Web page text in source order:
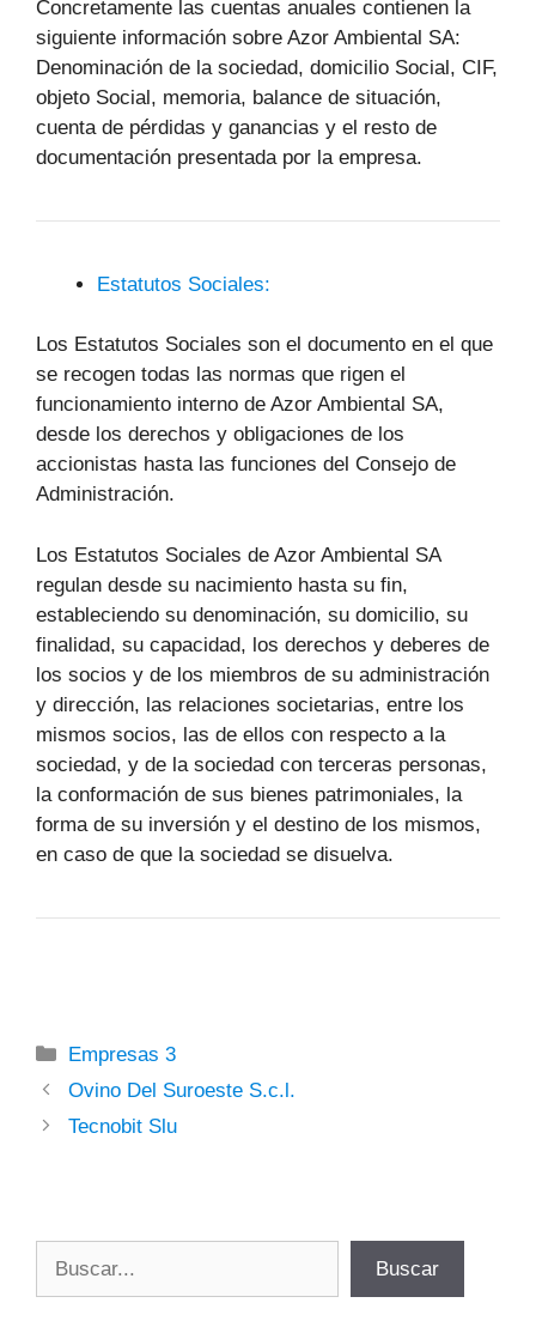
Concretamente las cuentas anuales contienen la
siguiente información sobre Azor Ambiental SA:
Denominación de la sociedad, domicilio Social, CIF,
objeto Social, memoria, balance de situación,
cuenta de pérdidas y ganancias y el resto de
documentación presentada por la empresa.
Estatutos Sociales:
Los Estatutos Sociales son el documento en el que
se recogen todas las normas que rigen el
funcionamiento interno de Azor Ambiental SA,
desde los derechos y obligaciones de los
accionistas hasta las funciones del Consejo de
Administración.
Los Estatutos Sociales de Azor Ambiental SA
regulan desde su nacimiento hasta su fin,
estableciendo su denominación, su domicilio, su
finalidad, su capacidad, los derechos y deberes de
los socios y de los miembros de su administración
y dirección, las relaciones societarias, entre los
mismos socios, las de ellos con respecto a la
sociedad, y de la sociedad con terceras personas,
la conformación de sus bienes patrimoniales, la
forma de su inversión y el destino de los mismos,
en caso de que la sociedad se disuelva.
Categorías
Empresas 3
Ovino Del Suroeste S.c.l.
Tecnobit Slu
Buscar